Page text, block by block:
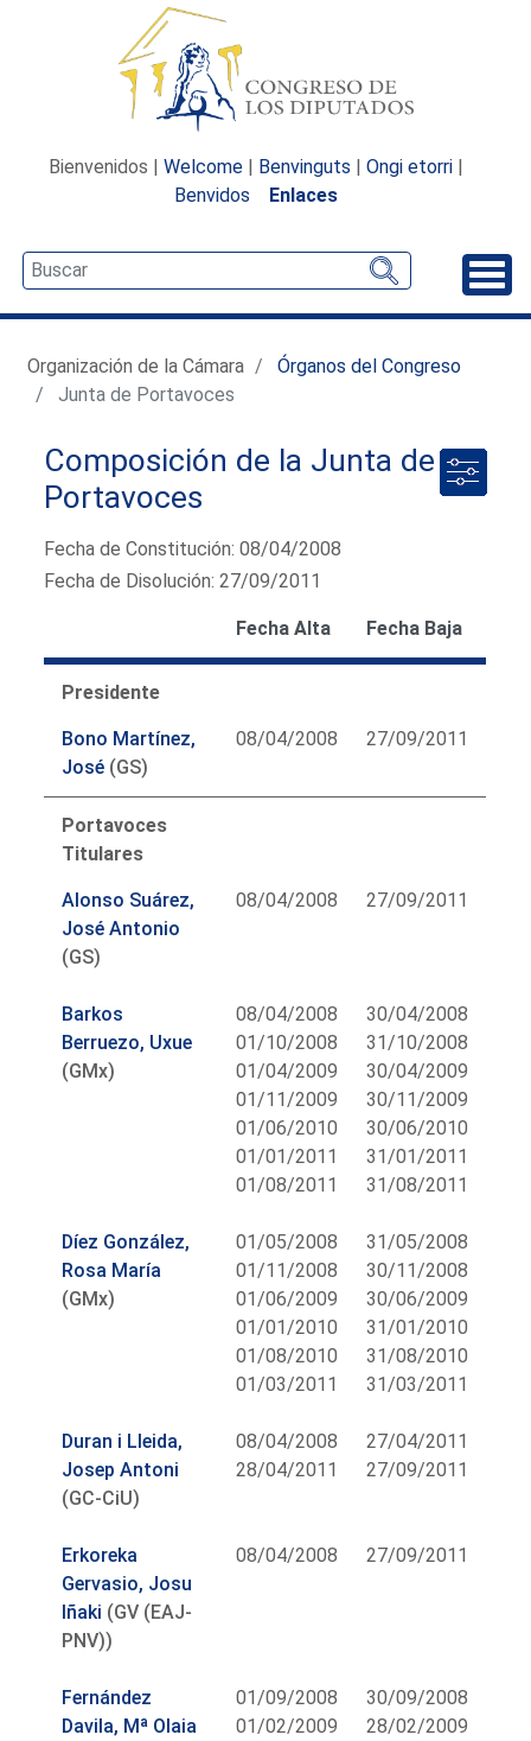
Bienvenidos | Welcome | Benvinguts | Ongi etorri |
Benvidos
Enlaces
Organización de la Cámara
Órganos del Congreso
Junta de Portavoces
Composición de la Junta de
Portavoces
Fecha de Constitución: 08/04/2008
Fecha de Disolución: 27/09/2011
Fecha Alta Fecha Baja
Presidente
Bono Martínez,
José (GS)
08/04/2008 27/09/2011
Portavoces
Titulares
Alonso Suárez,
José Antonio
(GS)
08/04/2008 27/09/2011
Barkos
Berruezo, Uxue
(GMx)
08/04/2008
01/10/2008
01/04/2009
01/11/2009
01/06/2010
01/01/2011
01/08/2011
30/04/2008
31/10/2008
30/04/2009
30/11/2009
30/06/2010
31/01/2011
31/08/2011
Díez González,
Rosa María
(GMx)
01/05/2008
01/11/2008
01/06/2009
01/01/2010
01/08/2010
01/03/2011
31/05/2008
30/11/2008
30/06/2009
31/01/2010
31/08/2010
31/03/2011
Duran i Lleida,
Josep Antoni
(GC-CiU)
08/04/2008
28/04/2011
27/04/2011
27/09/2011
Erkoreka
Gervasio, Josu
Iñaki (GV (EAJ-
PNV))
08/04/2008 27/09/2011
Fernández
Davila, Mª Olaia
01/09/2008
01/02/2009
30/09/2008
28/02/2009